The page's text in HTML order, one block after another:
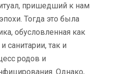
пришедший к нам
Тогда это была
обусловленная как
санитарии, так и
родов и
Однако,